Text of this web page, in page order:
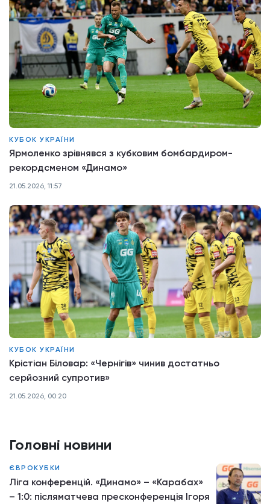
Головні новини
ЄВРОКУБКИ
Ліга конференцій. «Динамо» – «Карабах»
– 1:0: післяматчева пресконференція Ігоря
КУБОК УКРАЇНИ
Ярмоленко зрівнявся з кубковим бомбардиром-
рекордсменом «Динамо»
21.05.2026, 11:57
КУБОК УКРАЇНИ
Крістіан Біловар: «Чернігів» чинив достатньо
серйозний супротив»
21.05.2026, 00:20